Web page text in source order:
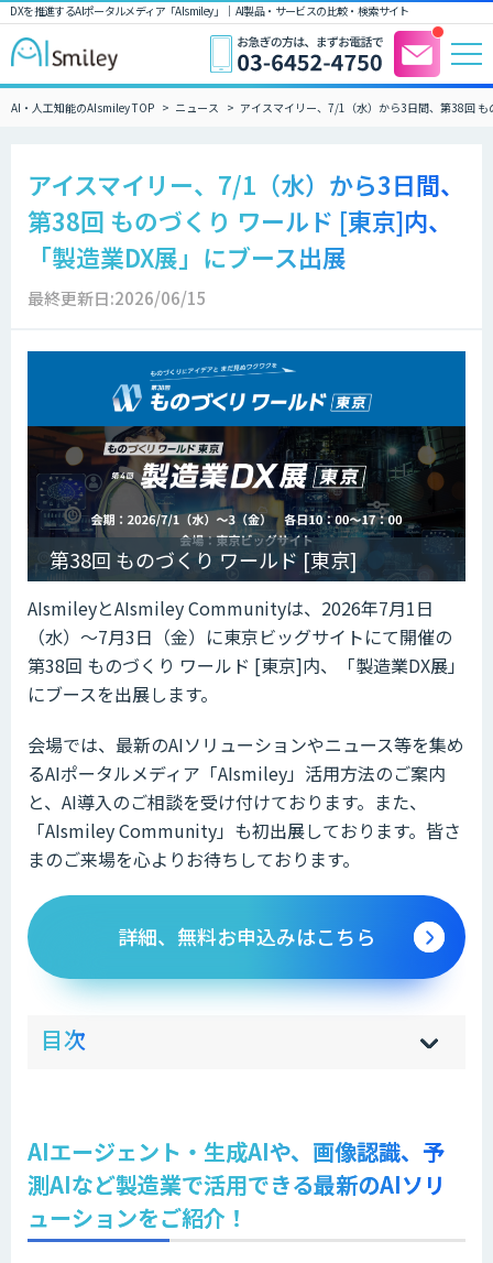
DXを推進するAIポータルメディア「AIsmiley」｜ AI製品・サービスの比較・検索サイト
AI・人工知能のAIsmiley TOP ニュース アイスマイリー、7/1（水）から3日間、第38回
アイスマイリー、7/1（水）から3日間、
第38回 ものづくり ワールド [東京]内、
「製造業DX展」にブース出展
最終更新日:2026/06/15
第38回 ものづくり ワールド [東京]
AIsmileyとAIsmiley Communityは、2026年7月1日
（水）～7月3日（金）に東京ビッグサイトにて開催の
第38回 ものづくり ワールド [東京]内、「製造業DX展」
にブースを出展します。
会場では、最新のAIソリューションやニュース等を集め
るAIポータルメディア「AIsmiley」活用方法のご案内
と、AI導入のご相談を受け付けております。また、
「AIsmiley Community」も初出展しております。皆さ
まのご来場を心よりお待ちしております。
詳細、無料お申込みはこちら
目次 hi
]
sh
]
AIエージェント・生成AIや、画像認識、予
測AIなど製造業で活用できる最新のAIソリ
ューションをご紹介！